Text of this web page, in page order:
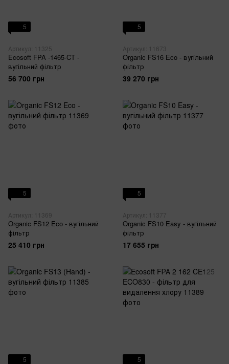
5
Артикул: 11325
Ecosoft FPA -1465-CT -
вугільний фільтр
56 700 грн
5
Артикул: 11673
Organic FS16 Eco - вугільний
фільтр
39 270 грн
5
Артикул: 11369
Organic FS12 Eco - вугільний
фільтр
25 410 грн
5
Артикул: 11377
Organic FS10 Easy - вугільний
фільтр
17 655 грн
5 5